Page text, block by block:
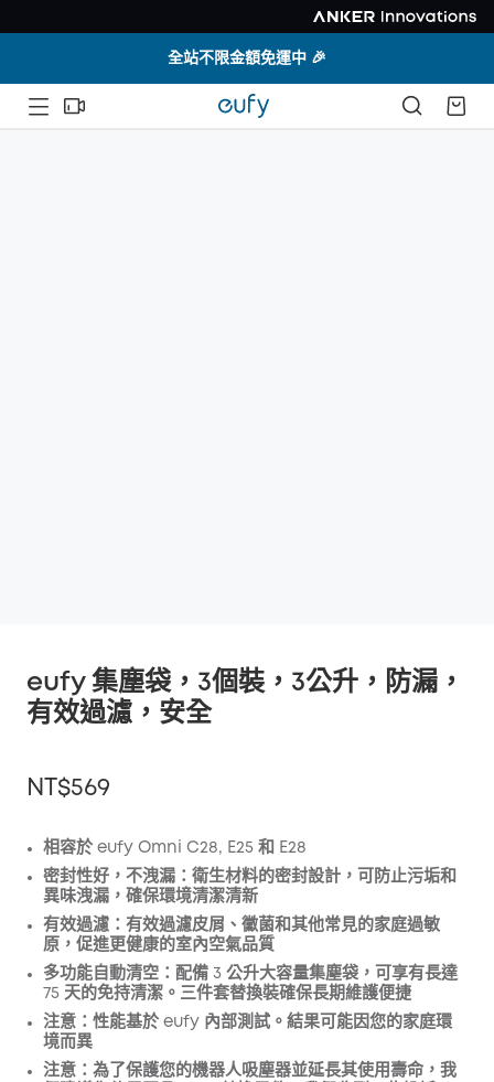
全站不限金額免運中 🎉
eufy 集塵袋，3個裝，3公升，防漏，
有效過濾，安全
NT$569
折扣
優惠碼:
相容於 eufy Omni C28, E25 和 E28
密封性好，不洩漏： 衛生材料的密封設計，可防止污垢和
異味洩漏，確保環境清潔清新
有效過濾： 有效過濾皮屑、黴菌和其他常見的家庭過敏
原，促進更健康的室內空氣品質
多功能自動清空： 配備 3 公升大容量集塵袋，可享有長達
75 天的免持清潔。三件套替換裝確保長期維護便捷
注意：性能基於 eufy 內部測試。結果可能因您的家庭環
境而異
注意：為了保護您的機器人吸塵器並延長其使用壽命，我